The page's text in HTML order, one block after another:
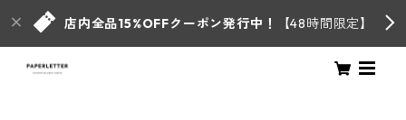
店内全品15%OFFクーポン発行中！ 【48時間限定】